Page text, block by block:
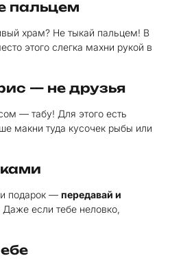
пальцем
храм? Не тыкай пальцем! В
этого слегка махни рукой в
— не друзья
— табу! Для этого есть
макни туда кусочек рыбы или
подарок — передавай и
Даже если тебе неловко,